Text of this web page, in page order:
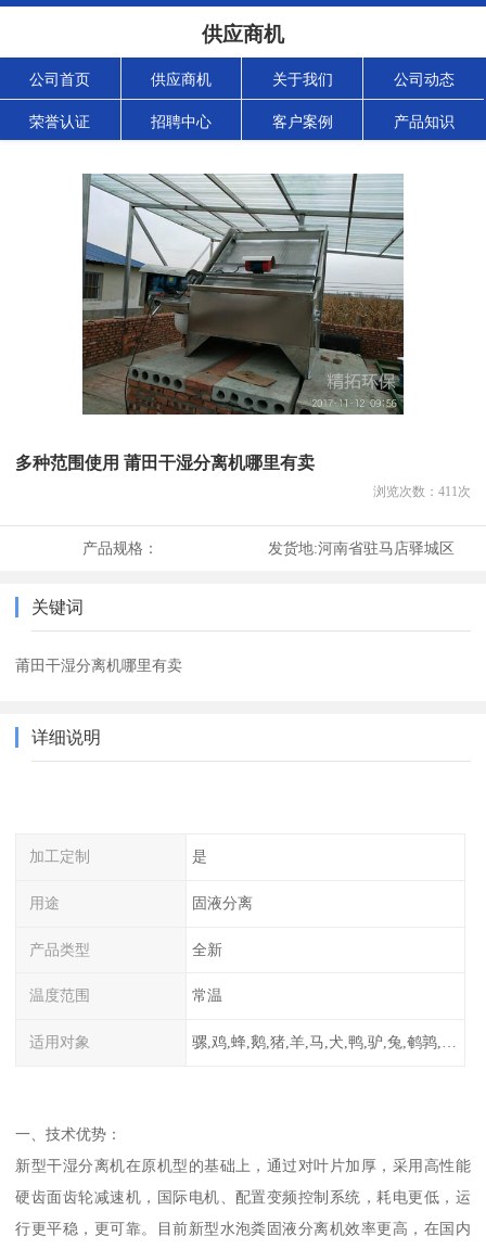
供应商机
公司首页 供应商机 关于我们 公司动态
荣誉认证 招聘中心 客户案例 产品知识
多种范围使用 莆田干湿分离机哪里有卖
浏览次数： 411次
产品规格： 发货地:河南省驻马店驿城区
关键词
莆田干湿分离机哪里有卖
详细说明
加工定制 是
用途 固液分离
产品类型 全新
温度范围 常温
适用对象 骡,鸡,蜂,鹅,猪,羊,马,犬,鸭,驴,兔,鹌鹑,牛,鸽
一、技术优势：
新型干湿分离机在原机型的基础上，通过对叶片加厚，采用高性能
硬齿面齿轮减速机，国际电机、配置变频控制系统，耗电更低，运
行更平稳，更可靠。目前新型水泡粪固液分离机效率更高，在国内